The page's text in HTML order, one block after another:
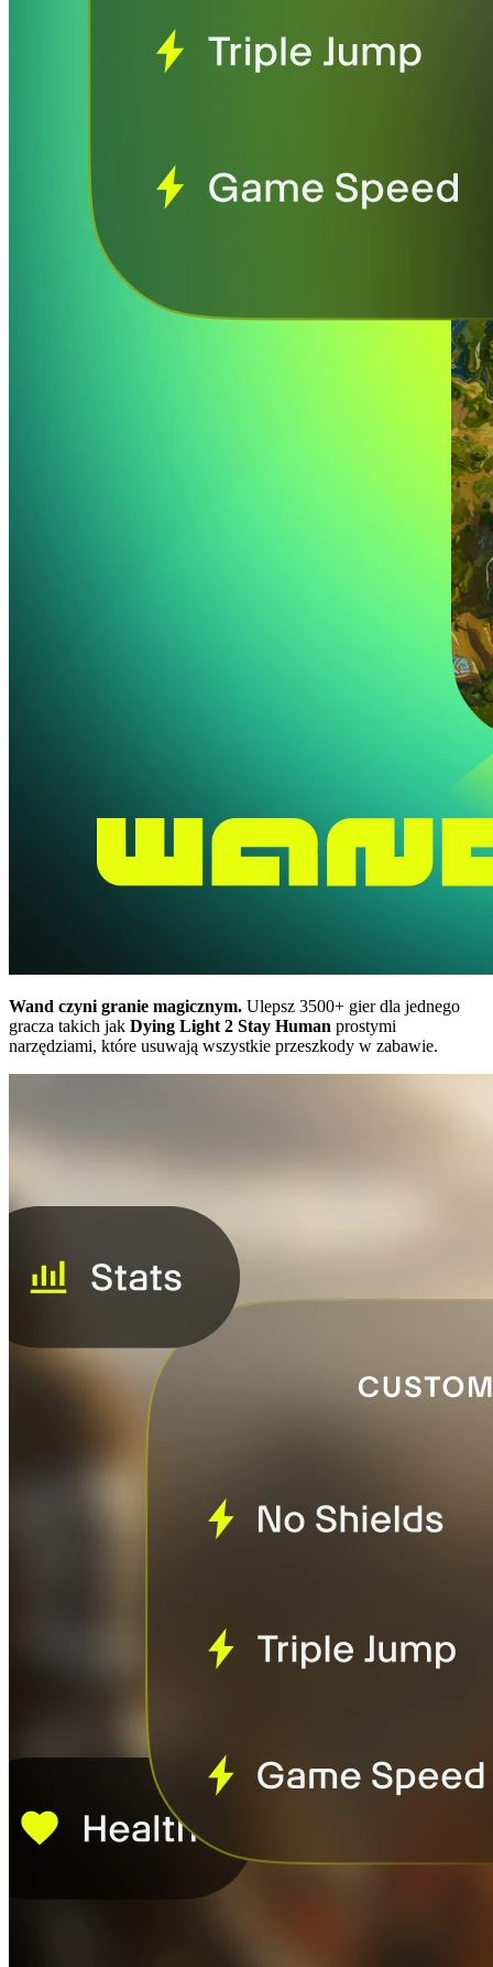
Wand czyni granie magicznym. Ulepsz 3500+ gier dla jednego
gracza takich jak Dying Light 2 Stay Human prostymi
narzędziami, które usuwają wszystkie przeszkody w zabawie.